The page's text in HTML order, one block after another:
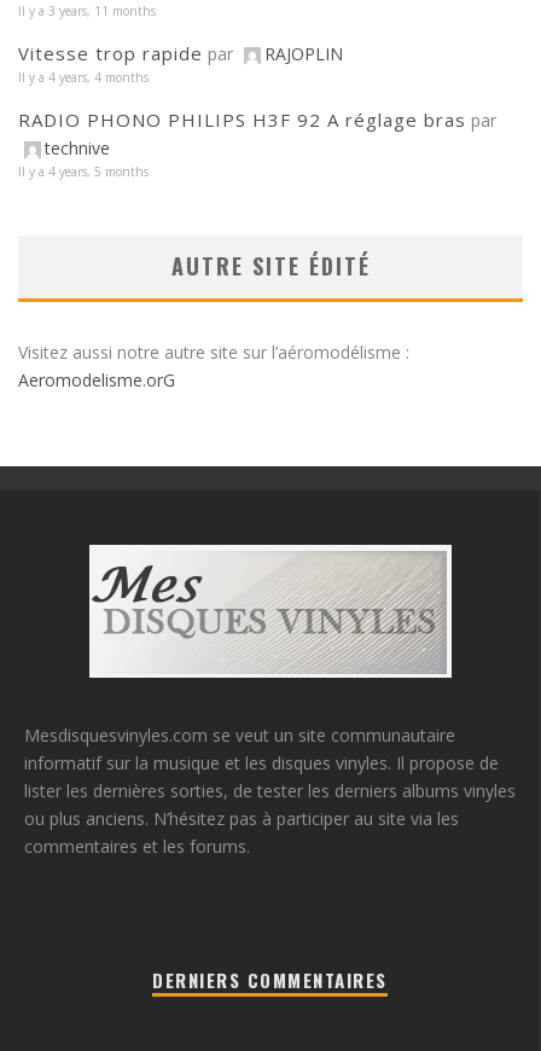
Il y a 3 years, 11 months
Vitesse trop rapide par RAJOPLIN
Il y a 4 years, 4 months
RADIO PHONO PHILIPS H3F 92 A réglage bras par
technive
Il y a 4 years, 5 months
AUTRE SITE ÉDITÉ
Visitez aussi notre autre site sur l’aéromodélisme :
Aeromodelisme.orG
Mesdisquesvinyles.com se veut un site communautaire
informatif sur la musique et les disques vinyles. Il propose de
lister les dernières sorties, de tester les derniers albums vinyles
ou plus anciens. N’hésitez pas à participer au site via les
commentaires et les forums.
DERNIERS COMMENTAIRES